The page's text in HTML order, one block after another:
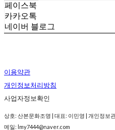
페이스북
카카오톡
네이버 블로그
이용약관
개인정보처리방침
사업자정보확인
상호: 산본문화조명 | 대표: 이민영 | 개인정보
메일: lmy7444@naver.com